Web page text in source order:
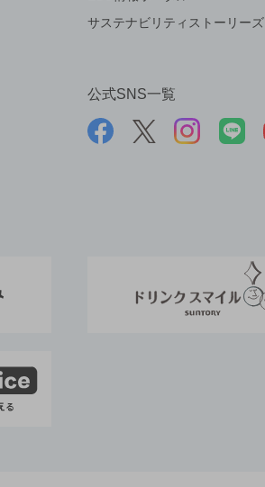
サステナビリティストーリーズ
公式SNS一覧